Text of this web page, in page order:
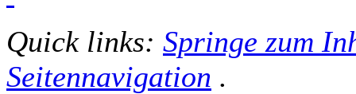
Quick links: Springe zum
Seitennavigation .